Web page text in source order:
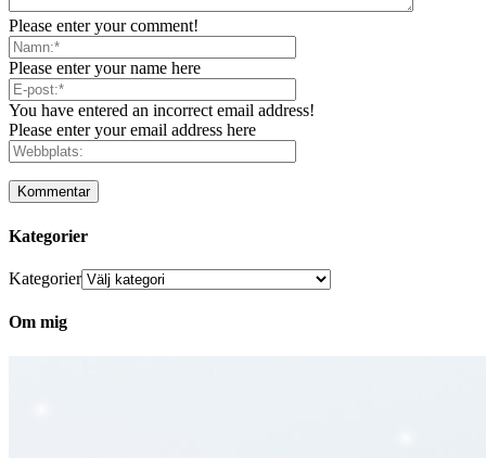
Please enter your comment!
Please enter your name here
You have entered an incorrect email address!
Please enter your email address here
Kategorier
Kategorier
Om mig